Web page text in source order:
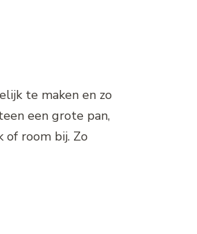
te maken en zo
een grote pan,
of room bij. Zo